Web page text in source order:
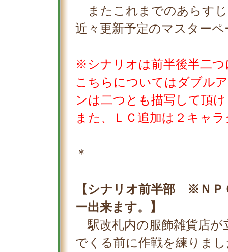
またこれまでのあらす
近々更新予定のマスター
※シナリオは前半後半二
こちらについてはダブル
ンは二つとも描写して頂
また、ＬＣ追加は２キャ
＊
【シナリオ前半部 ※ＮＰ
ー出来ます。】
駅改札内の服飾雑貨店が
でくる前に作戦を練りま